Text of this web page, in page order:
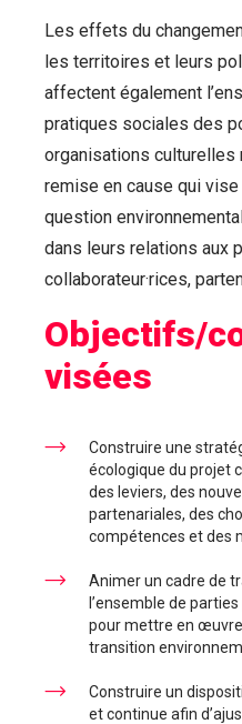
Les effets du
les territoires et leurs
affectent également
pratiques sociales des
organisations culturelles
remise en cause qui
question
dans leurs relations aux
collaborateur·rices,
Objectifs/
visées
Construire une
écologique du projet
des leviers, des
partenariales, des
compétences et des
Animer un cadre de
l’ensemble de
pour mettre en
transition
Construire un
et continue afin